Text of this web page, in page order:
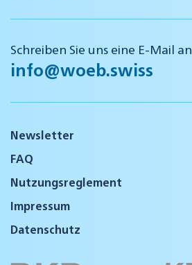
Schreiben Sie uns eine E-Mail an
info@woeb.swiss
Newsletter
FAQ
Nutzungsreglement
Impressum
Datenschutz